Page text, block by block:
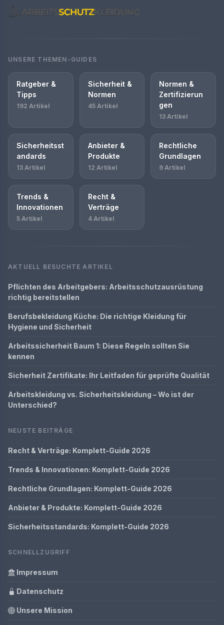
UNSERE THEMEN-GUIDES
Ratgeber &
Tipps
192 Artikel
Sicherheit &
Normen
45 Artikel
Normen &
Zertifizierun
gen
13 Artikel
Sicherheitsst
andards
13 Artikel
Anbieter &
Produkte
12 Artikel
Rechtliche
Grundlagen
9 Artikel
Trends &
Innovationen
5 Artikel
Recht &
Verträge
4 Artikel
AKTUELL BESUCHTE ARTIKEL
Pflichten des Arbeitgebers: Arbeitsschutzausrüstung
richtig bereitstellen
Berufsbekleidung Küche: Die richtige Kleidung für
Hygiene und Sicherheit
Arbeitssicherheit Baum 1: Diese Regeln sollten Sie
kennen
Sicherheit Zertifikate: Ihr Leitfaden für geprüfte Qualität
Arbeitskleidung vs. Sicherheitskleidung – Wo ist der
Unterschied?
NEUSTE BEITRÄGE
Recht & Verträge: Komplett-Guide 2026
Trends & Innovationen: Komplett-Guide 2026
Rechtliche Grundlagen: Komplett-Guide 2026
Anbieter & Produkte: Komplett-Guide 2026
Sicherheitsstandards: Komplett-Guide 2026
SCHNELLZUGRIFF
Impressum
Datenschutz
Unsere Mission